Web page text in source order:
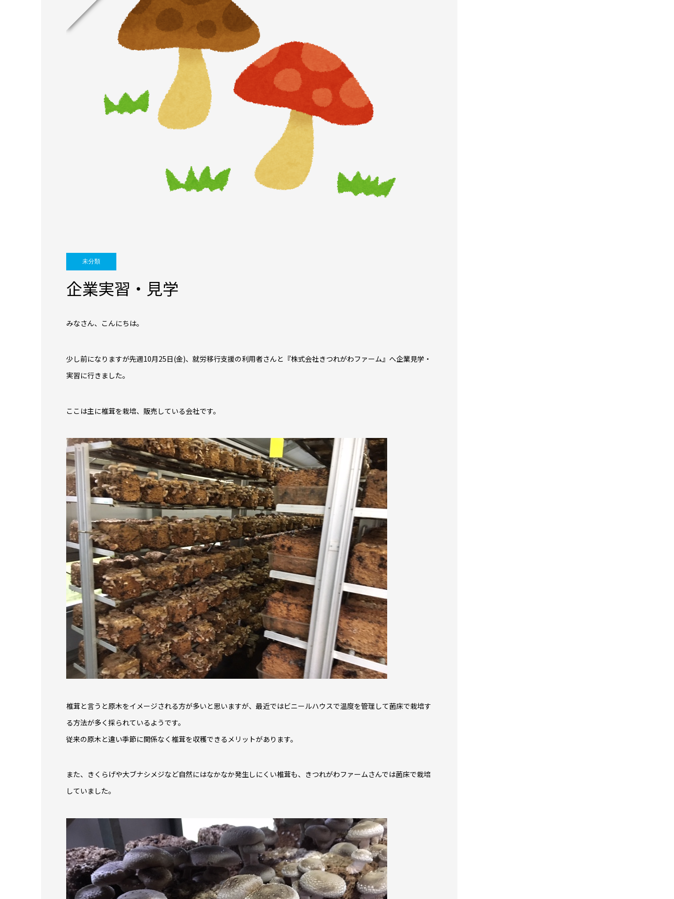
未分類
企業実習・見学
みなさん、こんにちは。
少し前になりますが先週10月25日(金)、就労移行支援の利用者さんと『株式会社きつれがわファーム』へ企業見学・
実習に行きました。
ここは主に椎茸を栽培、販売している会社です。
椎茸と言うと原木をイメージされる方が多いと思いますが、最近ではビニールハウスで温度を管理して菌床で栽培す
る方法が多く採られているようです。
従来の原木と違い季節に関係なく椎茸を収穫できるメリットがあります。
また、きくらげや大ブナシメジなど自然にはなかなか発生しにくい椎茸も、きつれがわファームさんでは菌床で栽培
していました。